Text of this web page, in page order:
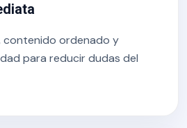
contenido ordenado y
para reducir dudas del